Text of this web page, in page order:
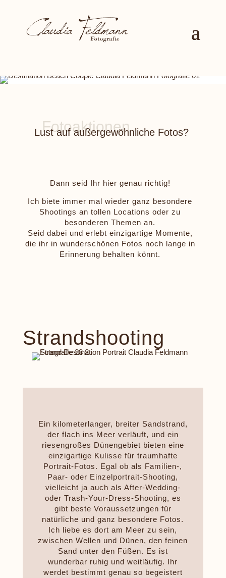
Lust auf außergewöhnliche Fotos?
Dann seid Ihr hier genau richtig!
Ich biete immer mal wieder ganz besondere
Shootings an tollen Locations oder zu
besonderen Themen an.
Seid dabei und erlebt einzigartige Momente,
die ihr in wunderschönen Fotos noch lange in
Erinnerung behalten könnt.
Strandshooting
Ein kilometerlanger, breiter Sandstrand,
der flach ins Meer verläuft, und ein
riesengroßes Dünengebiet bieten eine
einzigartige Kulisse für traumhafte
Portrait-Fotos. Egal ob als Familien-,
Paar- oder Einzelportrait-Shooting,
vielleicht ja auch als After-Wedding-
oder Trash-Your-Dress-Shooting, es
gibt beste Voraussetzungen für
natürliche und ganz besondere Fotos.
Ich liebe es dort am Meer zu sein,
zwischen Wellen und Dünen, den feinen
Sand unter den Füßen. Es ist
wunderbar ruhig und weitläufig. Ihr
werdet bestimmt genau so begeistert